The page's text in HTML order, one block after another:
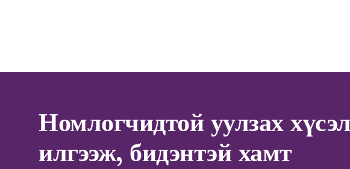
Номлогчидтой уулзах
илгээж, бидэнтэй хамт